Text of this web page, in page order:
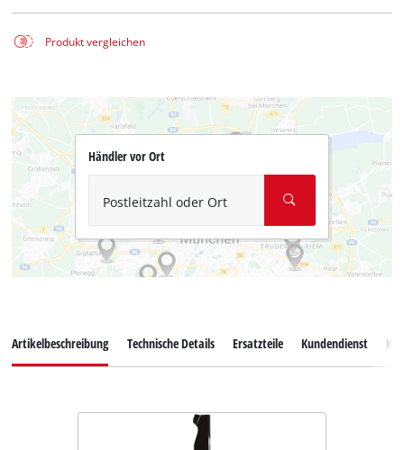
Produkt vergleichen
Händler vor Ort
Postleitzahl oder Ort
Artikelbeschreibung Technische Details Ersatzteile Kundendienst